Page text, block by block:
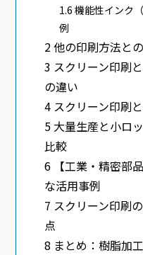
1.6 機能性インク
例
2他の印刷方法と
3 スクリーン印刷
の違い
4 スクリーン印刷
5 大量生産と小ロ
比較
6 【工業・精密部
な活用事例
7 スクリーン印刷
点
8 まとめ：樹脂加